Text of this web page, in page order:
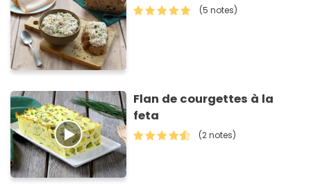
(5 notes)
Flan de courgettes à la
feta
(2 notes)